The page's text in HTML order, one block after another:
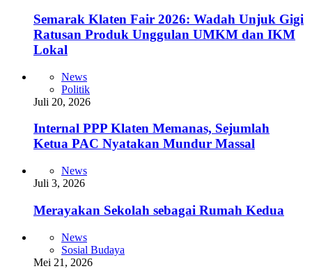
Semarak Klaten Fair 2026: Wadah Unjuk Gigi
Ratusan Produk Unggulan UMKM dan IKM
Lokal
News
Politik
Juli 20, 2026
Internal PPP Klaten Memanas, Sejumlah
Ketua PAC Nyatakan Mundur Massal
News
Juli 3, 2026
Merayakan Sekolah sebagai Rumah Kedua
News
Sosial Budaya
Mei 21, 2026